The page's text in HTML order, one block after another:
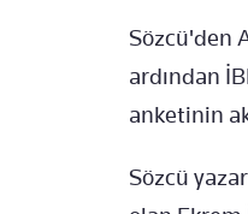
Sözcü'den
ardından
anketinin
Sözcü